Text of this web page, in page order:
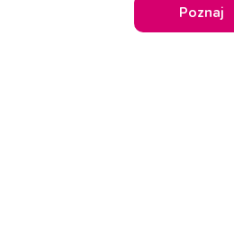
Poznaj